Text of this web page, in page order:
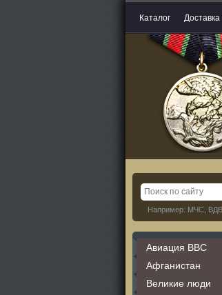
Каталог
Например: МЧС, ВДВ
Авиация ВВС
Афганистан
Великие люди